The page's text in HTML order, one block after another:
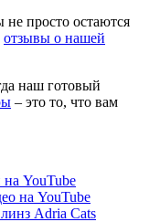
не просто остаются
отзывы о нашей
наш готовый
– это то, что вам
YouTube
на YouTube
Adria Cats